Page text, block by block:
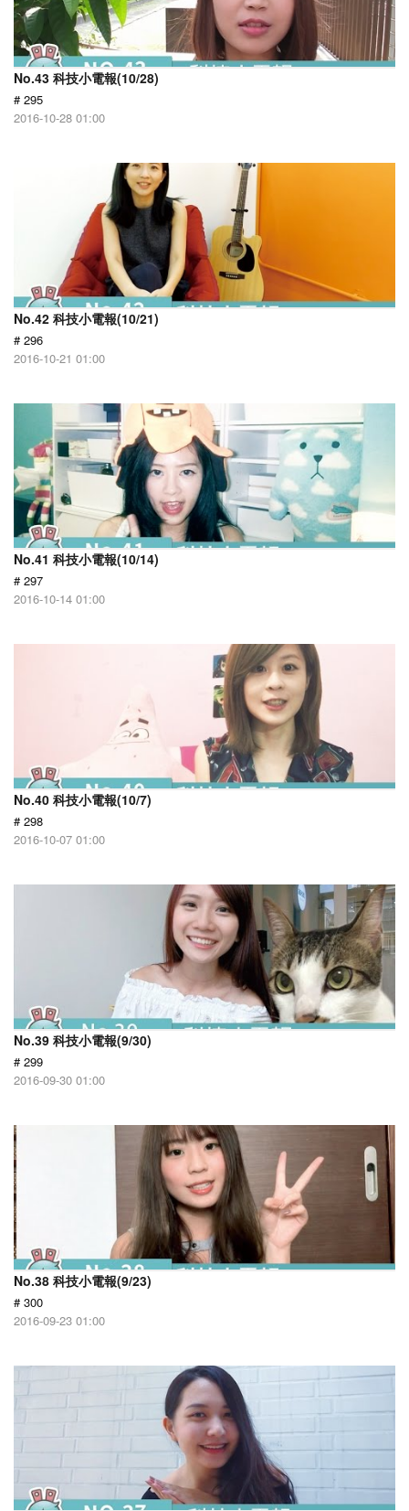
No.43 科技小電報(10/28)
# 295
2016-10-28 01:00
No.42 科技小電報(10/21)
# 296
2016-10-21 01:00
No.41 科技小電報(10/14)
# 297
2016-10-14 01:00
No.40 科技小電報(10/7)
# 298
2016-10-07 01:00
No.39 科技小電報(9/30)
# 299
2016-09-30 01:00
No.38 科技小電報(9/23)
# 300
2016-09-23 01:00